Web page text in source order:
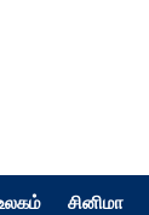
சினிமா